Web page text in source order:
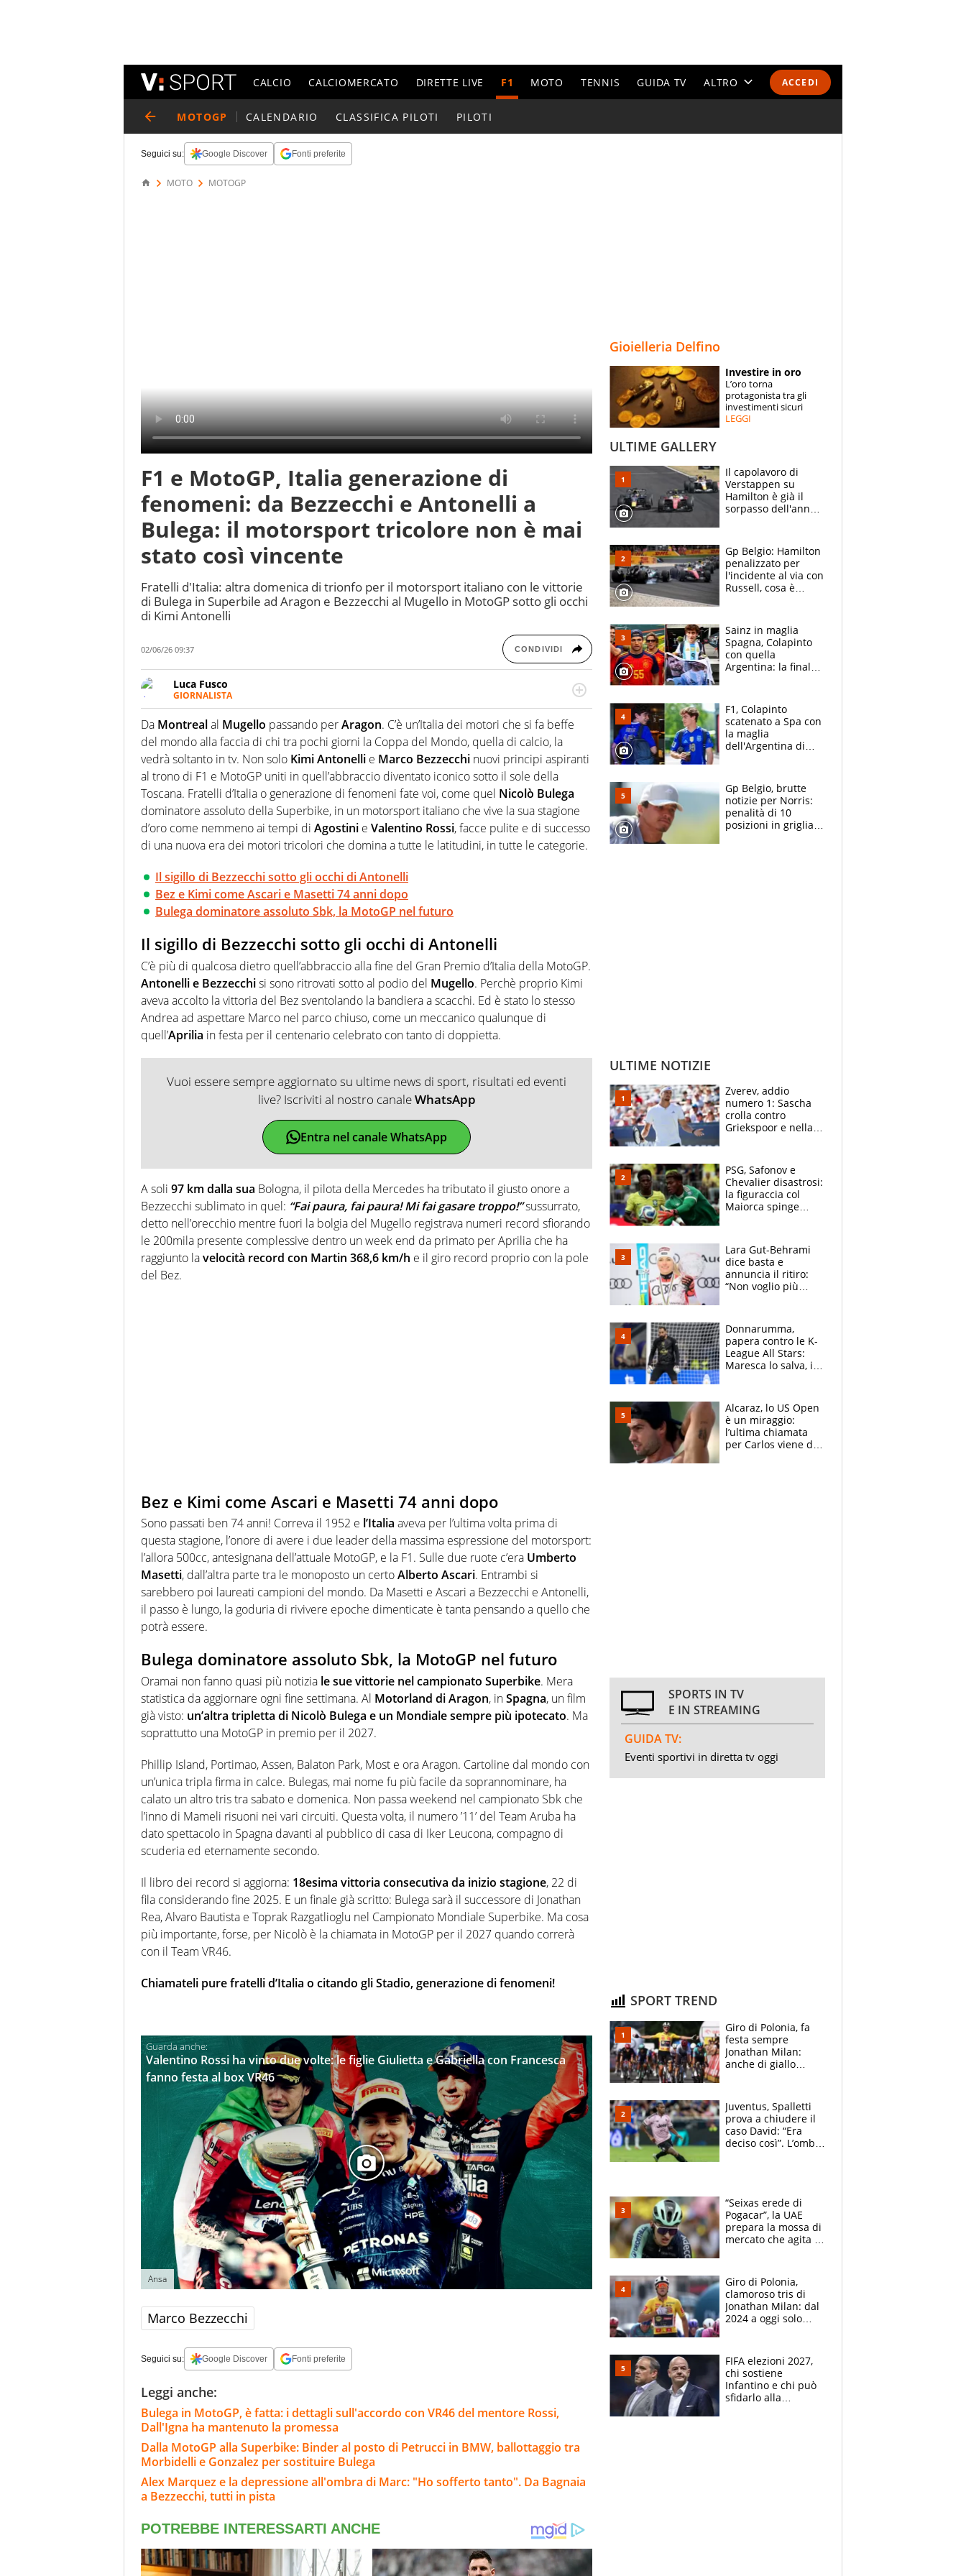
ACCEDI
CALCIO CALCIOMERCATO DIRETTE LIVE F1 MOTO TENNIS GUIDA TV ALTRO
ESPERTI
CONTATTI
MOTOGP CALENDARIO CLASSIFICA PILOTI PILOTI
Seguici su: Google Discover Fonti preferite
MOTO MOTOGP
F1 e MotoGP, Italia generazione di
fenomeni: da Bezzecchi e Antonelli a
Bulega: il motorsport tricolore non è mai
stato così vincente
Fratelli d'Italia: altra domenica di trionfo per il motorsport italiano con le vittorie
di Bulega in Superbile ad Aragon e Bezzecchi al Mugello in MotoGP sotto gli occhi
di Kimi Antonelli
02/06/26 09:37 CONDIVIDI
Luca Fusco
GIORNALISTA
Giornalista multimediale. Quando si accendono i motori, lui sgasa, impenna, derapa. E
spesso e volentieri finisce sul podio
Da Montrealal Mugello passando perAragon. C’è un’Italia dei motori che si fa beffe
del mondo alla faccia di chi tra pochi giorni la Coppa del Mondo, quella di calcio, la
vedrà soltanto in tv. Non solo Kimi Antonelli e Marco Bezzecchi nuovi principi aspiranti
al trono di F1 e MotoGP uniti in quell’abbraccio diventato iconico sotto il sole della
Toscana. Fratelli d’Italia o generazione di fenomeni fate voi, come quel Nicolò Bulega
dominatore assoluto della Superbike, in un motorsport italiano che vive la sua stagione
d’oro come nemmeno ai tempi di Agostini e Valentino Rossi, facce pulite e di successo
di una nuova era dei motori tricolori che domina a tutte le latitudini, in tutte le categorie.
Il sigillo di Bezzecchi sotto gli occhi di Antonelli
Bez e Kimi come Ascari e Masetti 74 anni dopo
Bulega dominatore assoluto Sbk, la MotoGP nel futuro
Il sigillo di Bezzecchi sotto gli occhi di Antonelli
C’è più di qualcosa dietro quell’abbraccio alla fine del Gran Premio d’Italia della MotoGP.
Antonelli e Bezzecchisi sono ritrovati sotto al podio del Mugello. Perchè proprio Kimi
aveva accolto la vittoria del Bez sventolando la bandiera a scacchi. Ed è stato lo stesso
Andrea ad aspettare Marco nel parco chiuso, come un meccanico qualunque di
quell’Aprilia in festa per il centenario celebrato con tanto di doppietta.
Vuoi essere sempre aggiornato su ultime news di sport, risultati ed eventi
live? Iscriviti al nostro canaleWhatsApp
Entra nel canale WhatsApp
A soli 97 km dalla sua Bologna, il pilota della Mercedes ha tributato il giusto onore a
Bezzecchi sublimato in quel: “Fai paura, fai paura! Mi fai gasare troppo!”sussurrato,
detto nell’orecchio mentre fuori la bolgia del Mugello registrava numeri record sfiorando
le 200mila presente complessive dentro un week end da primato per Aprilia che ha
raggiunto lavelocità record con Martin 368,6 km/h e il giro record proprio con la pole
del Bez.
Bez e Kimi come Ascari e Masetti 74 anni dopo
Sono passati ben 74 anni! Correva il 1952 e l’Italia aveva per l’ultima volta prima di
questa stagione, l’onore di avere i due leader della massima espressione del motorsport:
l’allora 500cc, antesignana dell’attuale MotoGP, e la F1. Sulle due ruote c’era Umberto
Masetti, dall’altra parte tra le monoposto un certoAlberto Ascari. Entrambi si
sarebbero poi laureati campioni del mondo. Da Masetti e Ascari a Bezzecchi e Antonelli,
il passo è lungo, la goduria di rivivere epoche dimenticate è tanta pensando a quello che
potrà essere.
Bulega dominatore assoluto Sbk, la MotoGP nel futuro
Oramai non fanno quasi più notizia le sue vittorie nel campionato Superbike. Mera
statistica da aggiornare ogni fine settimana. Al Motorland di Aragon, inSpagna, un film
già visto: un’altra tripletta di Nicolò Bulega e un Mondiale sempre più ipotecato. Ma
soprattutto una MotoGP in premio per il 2027.
Phillip Island, Portimao, Assen, Balaton Park, Most e ora Aragon. Cartoline dal mondo con
un’unica tripla firma in calce. Bulegas, mai nome fu più facile da soprannominare, ha
calato un altro tristra sabato e domenica. Non passa weekend nel campionato Sbk che
l’inno di Mameli risuoni nei vari circuiti. Questa volta, il numero ’11’ del Team Aruba ha
dato spettacolo in Spagna davanti al pubblico di casa di Iker Leucona, compagno di
scuderia ed eternamente secondo.
Il libro dei record si aggiorna: 18esima vittoria consecutiva da inizio stagione, 22 di
fila considerando fine 2025. E un finale già scritto: Bulega sarà il successore di Jonathan
Rea, Alvaro Bautista e Toprak Razgatlioglu nel Campionato Mondiale Superbike. Ma cosa
più importante, forse, per Nicolò è la chiamata in MotoGP per il 2027 quando correrà
con il Team VR46.
Chiamateli pure fratelli d’Italia o citando gli Stadio, generazione di fenomeni!
Valentino Rossi ha vinto due volte: le figlie Giulietta e Gabriella con Francesca
fanno festa al box VR46
Ansa
Marco Bezzecchi
Seguici su: Google Discover Fonti preferite
Leggi anche:
Bulega in MotoGP, è fatta: i dettagli sull'accordo con VR46 del mentore Rossi,
Dall'Igna ha mantenuto la promessa
Dalla MotoGP alla Superbike: Binder al posto di Petrucci in BMW, ballottaggio tra
Morbidelli e Gonzalez per sostituire Bulega
Alex Marquez e la depressione all'ombra di Marc: "Ho sofferto tanto". Da Bagnaia
a Bezzecchi, tutti in pista
Gioielleria Delfino
Investire in oro
L’oro torna
protagonista tra gli
investimenti sicuri
LEGGI
ULTIME GALLERY
Il capolavoro di
Verstappen su
Hamilton è già il
sorpasso dell'anno:
2021
Gp Belgio: Hamilton
penalizzato per
l'incidente al via con
Russell, cosa è
Sainz in maglia
Spagna, Colapinto
con quella
Argentina: la finale
vede l'ora
F1, Colapinto
scatenato a Spa con
la maglia
dell'Argentina di
le parolacce"
Gp Belgio, brutte
notizie per Norris:
penalità di 10
posizioni in griglia,
ULTIME NOTIZIE
Zverev, addio
numero 1: Sascha
crolla contro
Griekspoor e nella
terzo. Quanti malori
a Montreal
PSG, Safonov e
Chevalier disastrosi:
la figuraccia col
Maiorca spinge
rischio beffa
Lara Gut-Behrami
dice basta e
annuncia il ritiro:
“Non voglio più
Brignone
Donnarumma,
papera contro le K-
League All Stars:
Maresca lo salva, i
Alcaraz, lo US Open
è un miraggio:
l’ultima chiamata
per Carlos viene da
SPORTS IN TV
E IN STREAMING
GUIDA TV:
Eventi sportivi in diretta tv oggi
SPORT TREND
Giro di Polonia, fa
festa sempre
Jonathan Milan:
anche di giallo
Malucelli, terzo)
Juventus, Spalletti
prova a chiudere il
caso David: “Era
deciso così”. L’ombra
“Seixas erede di
Pogacar”, la UAE
prepara la mossa di
mercato che agita la
a Burgos
Giro di Polonia,
clamoroso tris di
Jonathan Milan: dal
2024 a oggi solo
e Skerl
FIFA elezioni 2027,
chi sostiene
Infantino e chi può
sfidarlo alla